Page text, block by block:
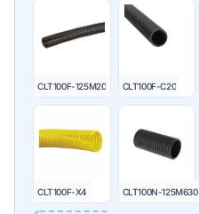
CLT100F-125M20 CLT100F-C20
CLT100F-X4 CLT100N-125M630